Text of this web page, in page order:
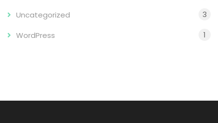
Uncategorized 3
WordPress 1